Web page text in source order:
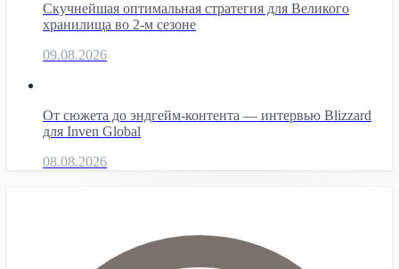
Скучнейшая оптимальная стратегия для Великого
хранилища во 2-м сезоне
09.08.2026
От сюжета до эндгейм-контента — интервью Blizzard
для Inven Global
08.08.2026